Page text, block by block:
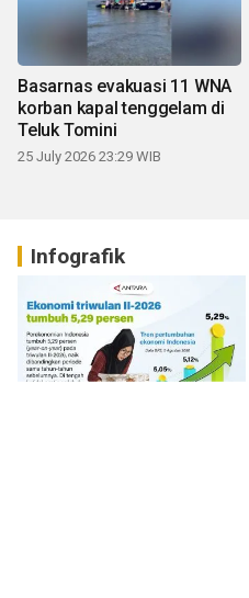
Basarnas evakuasi 11 WNA
korban kapal tenggelam di
Teluk Tomini
25 July 2026 23:29 WIB
Infografik